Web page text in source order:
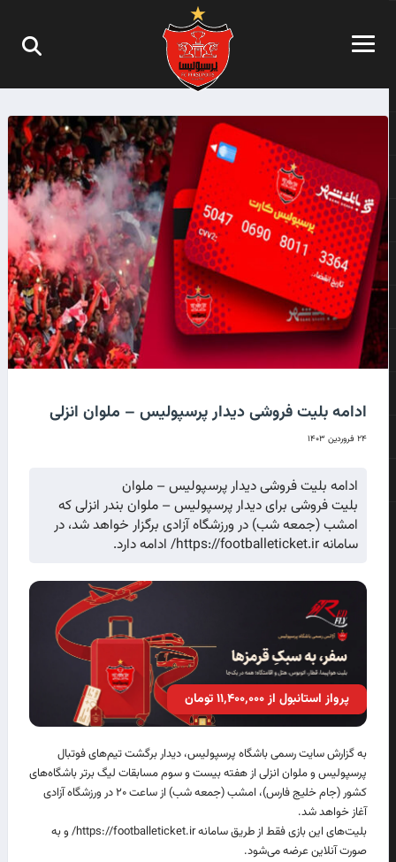
ادامه بلیت فروشی دیدار پرسپولیس – ملوان انزلی
۲۴ فروردین ۱۴۰۳
ادامه بلیت فروشی دیدار پرسپولیس – ملوان
بلیت فروشی برای دیدار پرسپولیس – ملوان بندر انزلی که
امشب (جمعه شب) در ورزشگاه آزادی برگزار خواهد شد، در
سامانه https://footballeticket.ir/ ادامه دارد.
پرواز استانبول از ۱۱٬۴۰۰٬۰۰۰ تومان
به گزارش سایت رسمی باشگاه پرسپولیس، دیدار برگشت تیم‌های فوتبال
پرسپولیس و ملوان انزلی از هفته بیست و سوم مسابقات لیگ برتر باشگاه‌های
کشور (جام خلیج فارس)، امشب (جمعه شب) از ساعت ۲۰ در ورزشگاه آزادی
آغاز خواهد شد.
بلیت‌های این بازی فقط از طریق سامانه https://footballeticket.ir/ و به
صورت آنلاین عرضه می‌شود.